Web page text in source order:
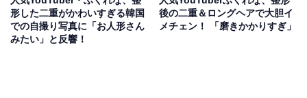
形した二重がかわいすぎる韓国
での自撮り写真に「お人形さん
みたい」と反響！
後の二重＆ロングヘアで大胆イ
メチェン！ 「磨きかかりすぎ」